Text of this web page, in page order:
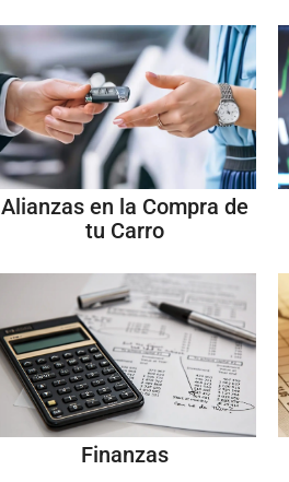
Alianzas en la Compra de
tu Carro
Finanzas